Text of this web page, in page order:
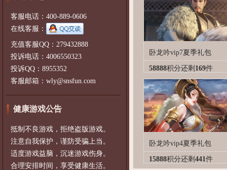
客服电话：400-889-0606
在线客服：
充值客服QQ：279432888
投诉电话：4006550323
投诉QQ：8955352
客服邮箱：wly@snsfun.com
健康游戏公告
抵制不良游戏，拒绝盗版游戏。
注意自我保护，谨防受骗上当。
适度游戏益脑，沉迷游戏伤身。
合理安排时间，享受健康生活。
卧龙吟vip7夏季礼包
58888积分还剩 169件
卧龙吟vip4夏季礼包
15888积分还剩 441件